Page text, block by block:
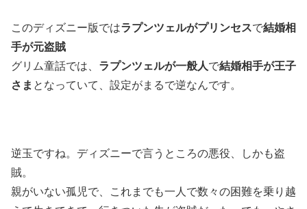
このディズニー版ではラプンツェルがプリンセスで結婚相
手が元盗賊
グリム童話では、 ラプンツェルが一般人で結婚相手が王子
さま となっていて、設定がまるで逆なんです。
逆玉ですね。ディズニーで言うところの悪役、しかも盗
賊。
親がいない孤児で、これまでも一人で数々の困難を乗り越